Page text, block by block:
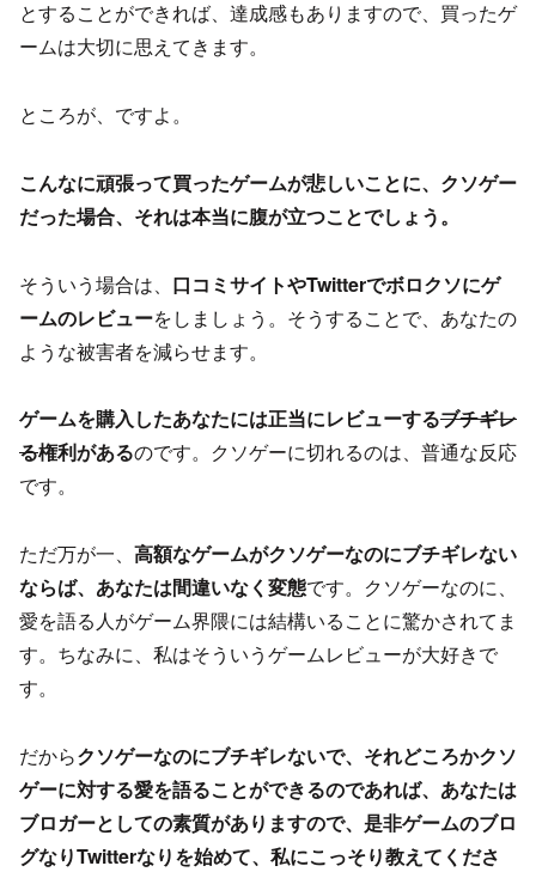
とすることができれば、達成感もありますので、買ったゲ
ームは大切に思えてきます。
ところが、ですよ。
こんなに頑張って買ったゲームが悲しいことに、クソゲー
だった場合、それは本当に腹が立つことでしょう。
そういう場合は、 口コミサイトやTwitterでボロクソにゲ
ームのレビューをしましょう。そうすることで、あなたの
ような被害者を減らせます。
ゲームを購入したあなたには正当にレビューするブチギレ
る権利があるのです。クソゲーに切れるのは、普通な反応
です。
ただ万が一、 高額なゲームがクソゲーなのにブチギレない
ならば、あなたは間違いなく変態です。クソゲーなのに、
愛を語る人がゲーム界隈には結構いることに驚かされてま
す。ちなみに、私はそういうゲームレビューが大好きで
す。
だからクソゲーなのにブチギレないで、それどころかクソ
ゲーに対する愛を語ることができるのであれば、あなたは
ブロガーとしての素質がありますので、是非ゲームのブロ
グなりTwitterなりを始めて、私にこっそり教えてくださ